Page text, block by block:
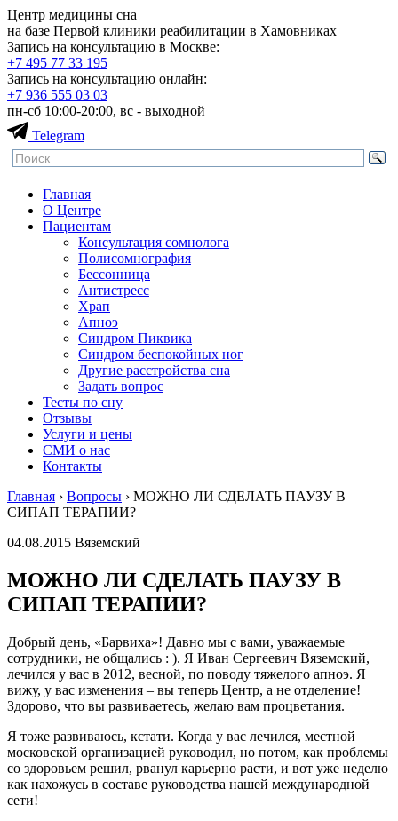
Центр медицины сна
на базе Первой клиники реабилитации в Хамовниках
Запись на консультацию в Москве:
+7 495 77 33 195
Запись на консультацию онлайн:
+7 936 555 03 03
пн-сб 10:00-20:00, вс - выходной
Telegram
Главная
О Центре
Пациентам
Консультация сомнолога
Полисомнография
Бессонница
Антистресс
Храп
Апноэ
Синдром Пиквика
Синдром беспокойных ног
Другие расстройства сна
Задать вопрос
Тесты по сну
Отзывы
Услуги и цены
СМИ о нас
Контакты
Главная › Вопросы › МОЖНО ЛИ СДЕЛАТЬ ПАУЗУ В
СИПАП ТЕРАПИИ?
04.08.2015 Вяземский
МОЖНО ЛИ СДЕЛАТЬ ПАУЗУ В
СИПАП ТЕРАПИИ?
Добрый день, «Барвиха»! Давно мы с вами, уважаемые
сотрудники, не общались : ). Я Иван Сергеевич Вяземский,
лечился у вас в 2012, весной, по поводу тяжелого апноэ. Я
вижу, у вас изменения – вы теперь Центр, а не отделение!
Здорово, что вы развиваетесь, желаю вам процветания.
Я тоже развиваюсь, кстати. Когда у вас лечился, местной
московской организацией руководил, но потом, как проблемы
со здоровьем решил, рванул карьерно расти, и вот уже неделю
как нахожусь в составе руководства нашей международной
сети!